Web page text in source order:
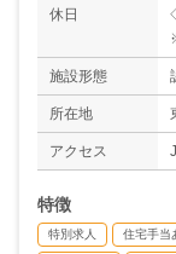
休日
施設形態
所在地
アクセス
特徴
特別求人 住宅手当